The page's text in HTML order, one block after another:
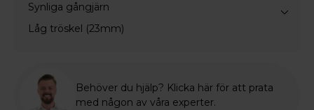
Synliga gångjärn
Låg tröskel (23mm)
Behöver du hjälp? Klicka här för att prata
med någon av våra experter.